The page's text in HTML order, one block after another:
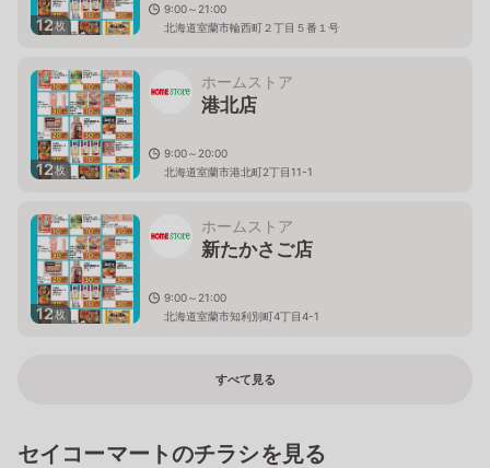
12枚
9:00～21:00
北海道室蘭市輪西町２丁目５番１号
12枚
ホームストア
港北店
9:00～20:00
北海道室蘭市港北町2丁目11-1
12枚
ホームストア
新たかさご店
9:00～21:00
北海道室蘭市知利別町4丁目4-1
すべて見る
セイコーマートのチラシを見る